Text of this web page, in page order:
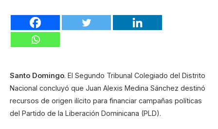
Santo Domingo. El Segundo Tribunal Colegiado del Distrito
Nacional concluyó que Juan Alexis Medina Sánchez destinó
recursos de origen ilícito para financiar campañas políticas
del Partido de la Liberación Dominicana (PLD).